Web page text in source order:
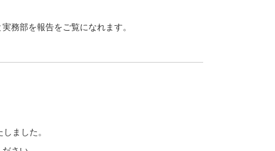
務部を報告をご覧になれます。
ました。